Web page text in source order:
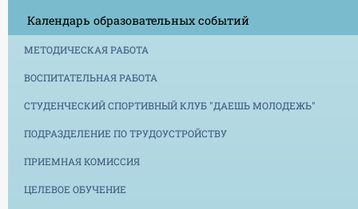
Календарь образовательных событий
МЕТОДИЧЕСКАЯ РАБОТА
ВОСПИТАТЕЛЬНАЯ РАБОТА
СТУДЕНЧЕСКИЙ СПОРТИВНЫЙ КЛУБ "ДАЕШЬ МОЛОДЕЖЬ"
ПОДРАЗДЕЛЕНИЕ ПО ТРУДОУСТРОЙСТВУ
ПРИЕМНАЯ КОМИССИЯ
ЦЕЛЕВОЕ ОБУЧЕНИЕ